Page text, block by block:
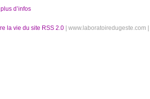
plus d’infos
RSS 2.0 | www.laboratoiredugeste.com |